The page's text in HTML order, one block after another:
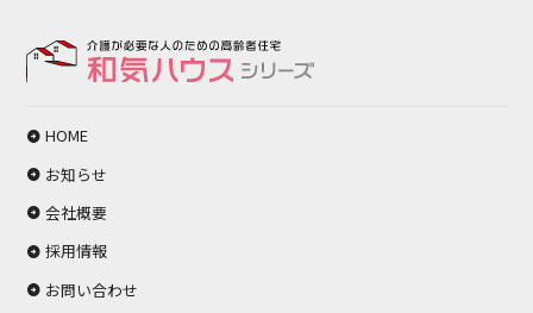
HOME
お知らせ
会社概要
採用情報
お問い合わせ